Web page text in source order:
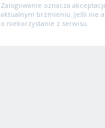
Zalogowanie oznacza
aktualnym brzmieniu. Jeśli nie
o niekorzystanie z serwisu.